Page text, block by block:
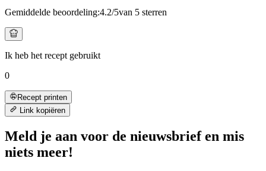
Gemiddelde beoordeling:4.2/5van 5 sterren
Ik heb het recept gebruikt
0
Recept printen
Link kopiëren
Meld je aan voor de nieuwsbrief en mis
niets meer!